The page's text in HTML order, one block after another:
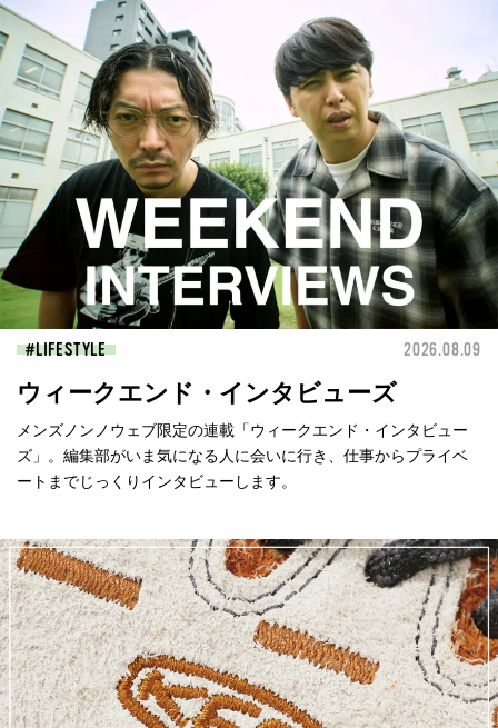
LIFESTYLE 2026.08.09
ウィークエンド・インタビューズ
メンズノンノウェブ限定の連載「ウィークエンド・インタビュー
ズ」。編集部がいま気になる人に会いに行き、仕事からプライベ
ートまでじっくりインタビューします。